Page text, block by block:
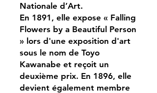
Nationale d’Art.
En 1891, elle expose « Falling
Flowers by a Beautiful Person
» lors d'une exposition d'art
sous le nom de Toyo
Kawanabe et reçoit un
deuxième prix. En 1896, elle
devient également membre